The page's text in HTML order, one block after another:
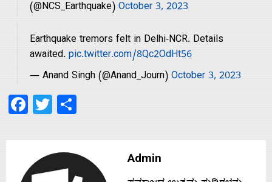
Contact
Us
(@NCS_Earthquake)October 3, 2023
Earthquake tremors felt in Delhi-NCR. Details
awaited.pic.twitter.com/8Qc2OdHt56
— Anand Singh (@Anand_Journ)October 3, 2023
Facebook
Twitter
Admin